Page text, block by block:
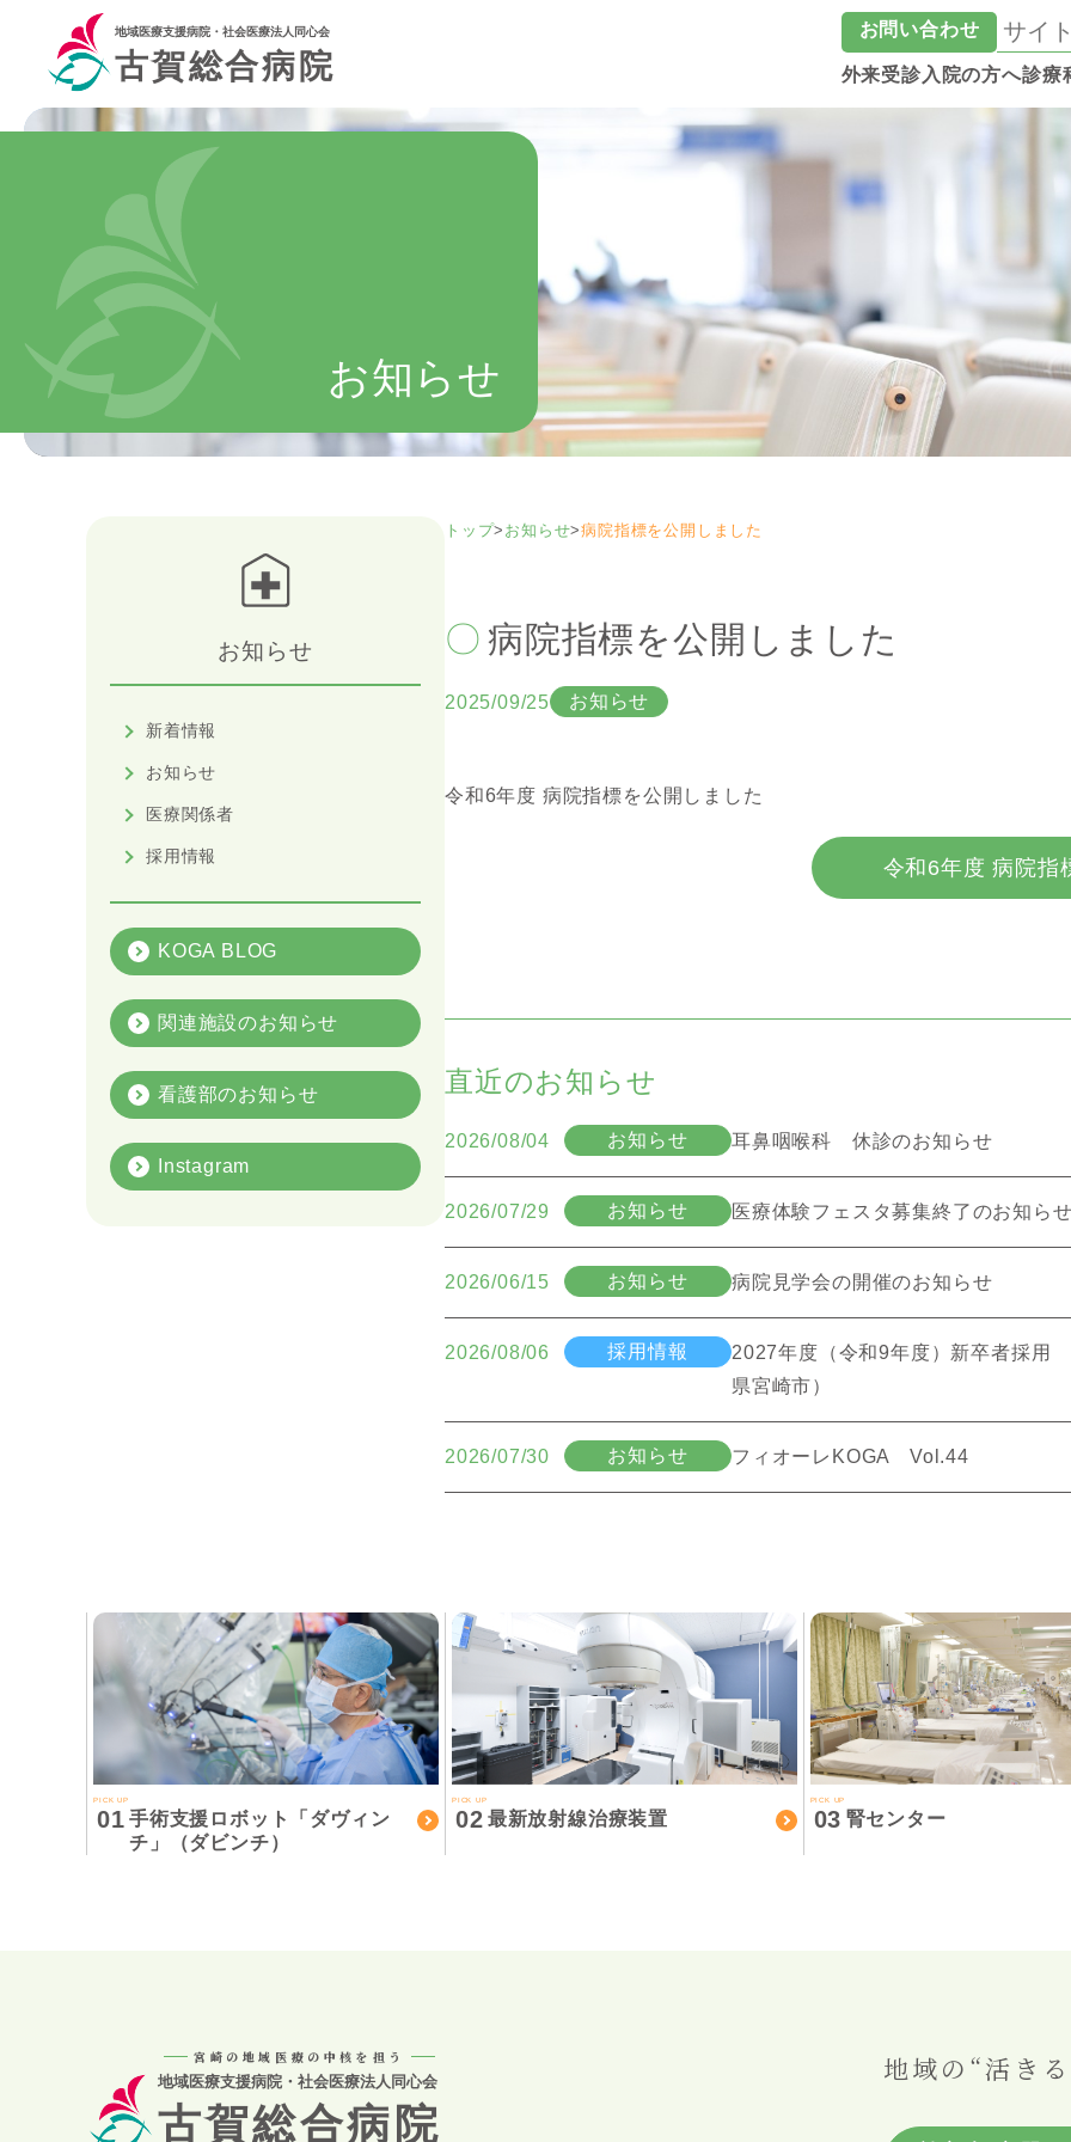
地域医療支援病院・社会医療法人同心会
古賀総合病院
お問い合わせ
外来受診入院の方へ診療
お知らせ
お知らせ
新着情報
お知らせ
医療関係者
採用情報
KOGA BLOG
関連施設のお知らせ
看護部のお知らせ
Instagram
トップ> お知らせ>病院指標を公開しました
病院指標を公開しました
2025/09/25 お知らせ
令和6年度 病院指標を公開しました
令和6年度 病院指
直近のお知らせ
2026/08/04 お知らせ 耳鼻咽喉科 休診のお知らせ
2026/07/29 お知らせ 医療体験フェスタ募集終了のお知ら
2026/06/15 お知らせ 病院見学会の開催のお知らせ
2026/08/06 採用情報
2027年度（令和9年度）新卒者採用
県宮崎市）
2026/07/30 お知らせ フィオーレKOGA Vol.44
PICK UP
01 手術支援ロボット「ダヴィン
チ」（ダビンチ）
PICK UP
02 最新放射線治療装置
PICK UP
03 腎センター
宮崎の地域医療の中核を担う
地域医療支援病院・社会医療法人同心会
古賀総合病院
地域の“活き